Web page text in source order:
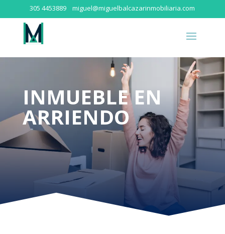
305 4453889miguel@miguelbalcazarinmobiliaria.com
INMUEBLE EN
ARRIENDO